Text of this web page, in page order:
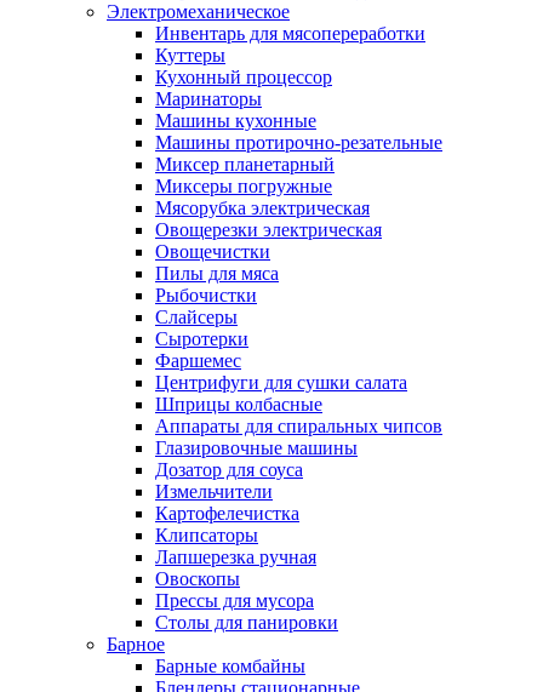
Электромеханическое
Инвентарь для мясопереработки
Куттеры
Кухонный процессор
Маринаторы
Машины кухонные
Машины протирочно-резательные
Миксер планетарный
Миксеры погружные
Мясорубка электрическая
Овощерезки электрическая
Овощечистки
Пилы для мяса
Рыбочистки
Слайсеры
Сыротерки
Фаршемес
Центрифуги для сушки салата
Шприцы колбасные
Аппараты для спиральных чипсов
Глазировочные машины
Дозатор для соуса
Измельчители
Картофелечистка
Клипсаторы
Лапшерезка ручная
Овоскопы
Прессы для мусора
Столы для панировки
Барное
Барные комбайны
Блендеры стационарные